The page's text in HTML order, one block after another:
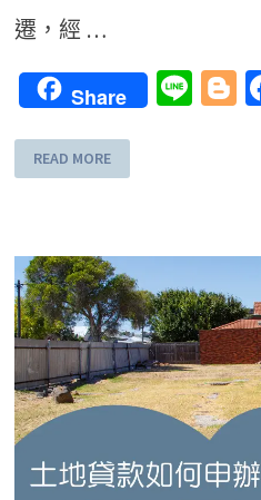
遷，經 …
Share Line
READ MORE